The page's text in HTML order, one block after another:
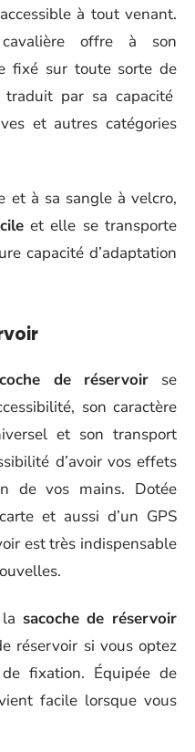
à tout venant.
offre à son
fixé sur toute sorte de
traduit par sa capacité
et autres catégories
et à sa sangle à velcro,
et elle se transporte
capacité d’adaptation
de réservoir se
son caractère
et son transport
d’avoir vos effets
de vos mains. Dotée
et aussi d’un GPS
est très indispensable
sacoche de réservoir
réservoir si vous optez
fixation. Équipée de
facile lorsque vous